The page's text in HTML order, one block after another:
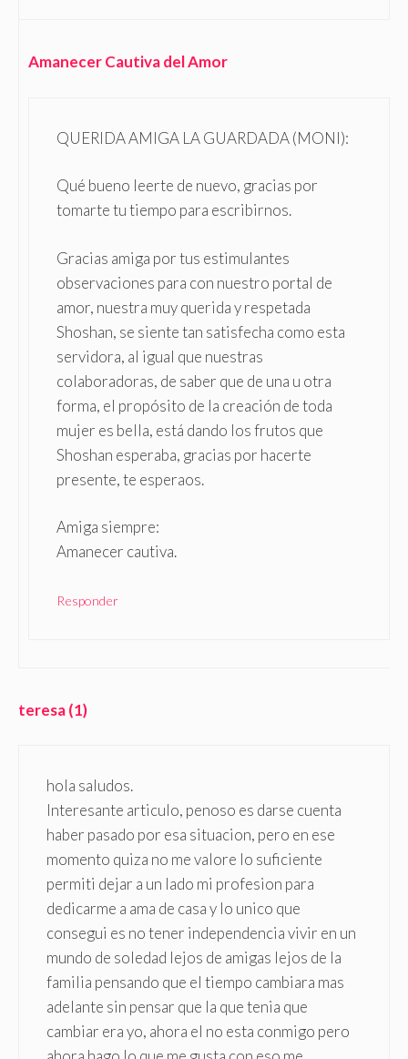
Amanecer Cautiva del Amor
QUERIDA AMIGA LA GUARDADA (MONI):
Qué bueno leerte de nuevo, gracias por
tomarte tu tiempo para escribirnos.
Gracias amiga por tus estimulantes
observaciones para con nuestro portal de
amor, nuestra muy querida y respetada
Shoshan, se siente tan satisfecha como esta
servidora, al igual que nuestras
colaboradoras, de saber que de una u otra
forma, el propósito de la creación de toda
mujer es bella, está dando los frutos que
Shoshan esperaba, gracias por hacerte
presente, te esperaos.
Amiga siempre:
Amanecer cautiva.
Responder
teresa (1)
hola saludos.
Interesante articulo, penoso es darse cuenta
haber pasado por esa situacion, pero en ese
momento quiza no me valore lo suficiente
permiti dejar a un lado mi profesion para
dedicarme a ama de casa y lo unico que
consegui es no tener independencia vivir en un
mundo de soledad lejos de amigas lejos de la
familia pensando que el tiempo cambiara mas
adelante sin pensar que la que tenia que
cambiar era yo, ahora el no esta conmigo pero